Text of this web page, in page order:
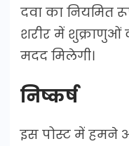
दवा का
शरीर में शुक्राणुओं
मदद मिलेगी।
निष्कर्ष
इस पोस्ट में हमने